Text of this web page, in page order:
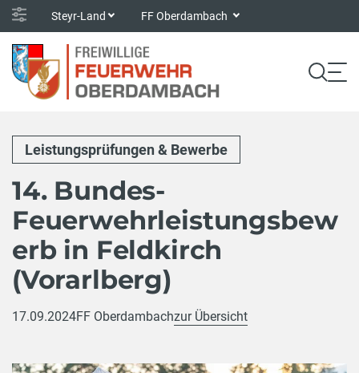
Steyr-Land FF Oberdambach
Leistungsprüfungen & Bewerbe
14. Bundes-
Feuerwehrleistungsbew
erb in Feldkirch
(Vorarlberg)
17.09.2024FF Oberdambachzur Übersicht